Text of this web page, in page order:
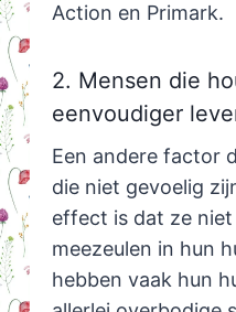
Action en Primark.
2. Mensen die
eenvoudiger
Een andere factor
die niet gevoelig
effect is dat ze
meezeulen in hun
hebben vaak hun